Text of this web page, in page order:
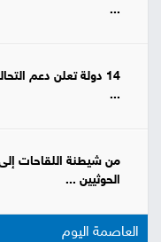
...
14 دولة تعلن دعم
...
من شيطنة اللقاحات
الحوثيين ...
العاصمة اليوم